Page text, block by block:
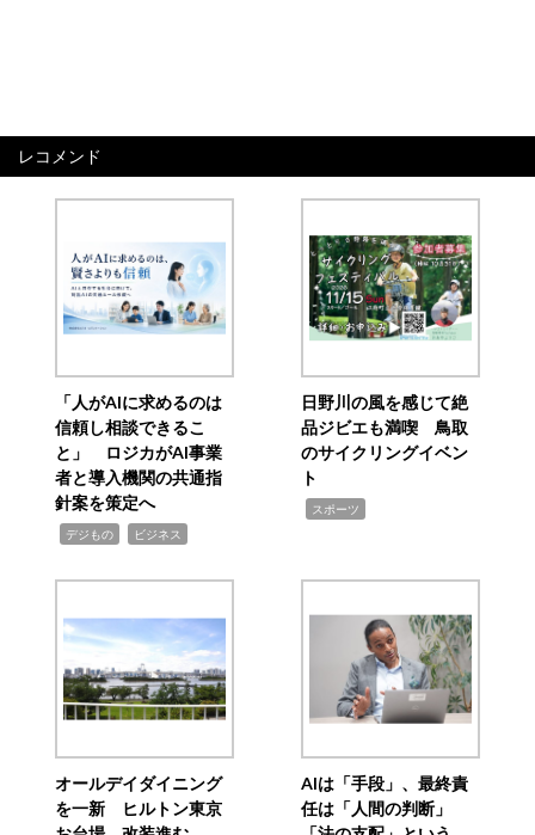
レコメンド
「人がAIに求めるのは
信頼し相談できるこ
と」 ロジカがAI事業
者と導入機関の共通指
針案を策定へ
デジもの ビジネス
日野川の風を感じて絶
品ジビエも満喫 鳥取
のサイクリングイベン
ト
スポーツ
オールデイダイニング
を一新 ヒルトン東京
AIは「手段」、最終責
任は「人間の判断」